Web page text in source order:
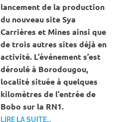
lancement de la production
du nouveau site Sya
Carrières et Mines ainsi que
de trois autres sites déjà en
activité. L’événement s’est
déroulé à Borodougou,
localité située à quelques
kilomètres de l’entrée de
Bobo sur la RN1.
LIRE LA SUITE…